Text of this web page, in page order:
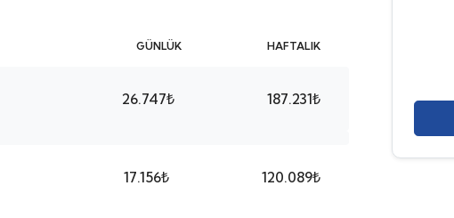
GÜNLÜK HAFTALIK
26.747₺ 187.231₺
17.156₺ 120.089₺